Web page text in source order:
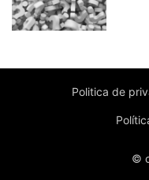
Politica de
©